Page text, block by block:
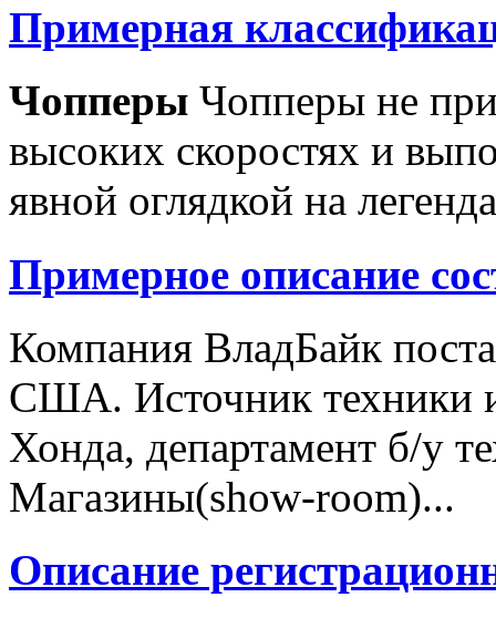
Примерная
Чопперы Чопперы не
высоких скоростях и
явной оглядкой на
Примерное описание
Компания ВладБайк
США. Источник техники
Хонда, департамент б/у
Магазины(show-room)...
Описание